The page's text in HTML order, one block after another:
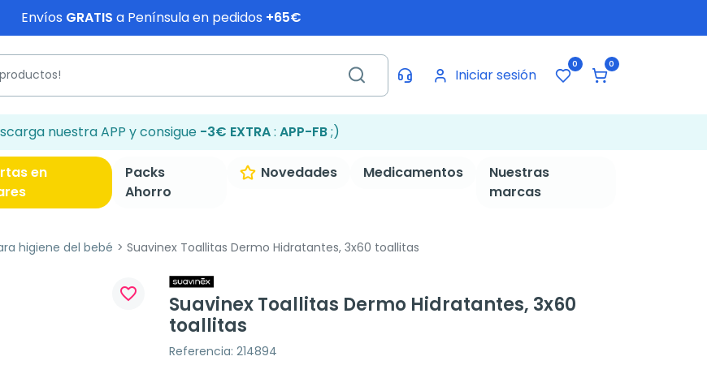
Envíos GRATIS a Península en pedidos +65€
Iniciar sesión
0 0
nuestra APP y consigue -3€ EXTRA: APP-FB;)
en
Packs
Ahorro
Novedades Medicamentos
Nuestras
marcas
higiene del bebé Suavinex Toallitas Dermo Hidratantes, 3x60 toallitas
favorite_border
Suavinex Toallitas Dermo Hidratantes, 3x60
toallitas
Referencia: 214894